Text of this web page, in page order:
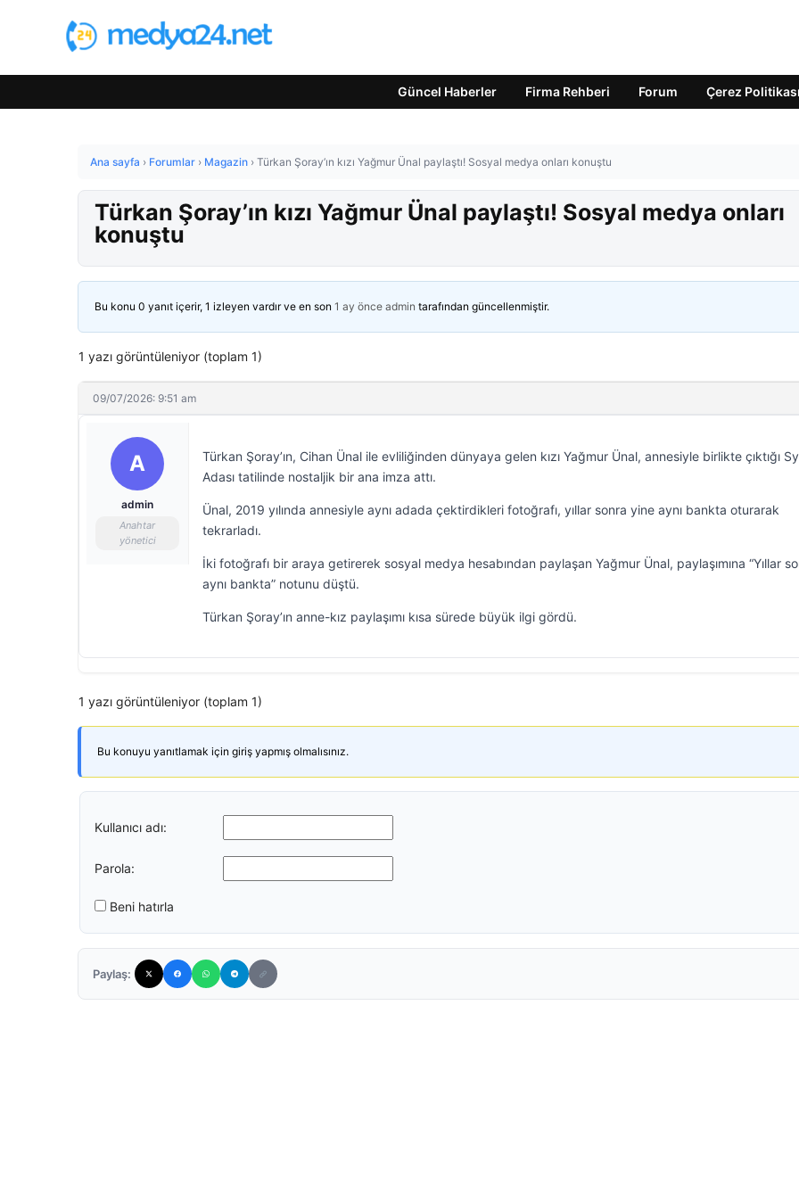
Güncel Haberler Firma Rehberi Forum Çerez Politikası
Ana sayfa › Forumlar › Magazin › Türkan Şoray’ın kızı Yağmur Ünal paylaştı! Sosyal medya onları konuştu
Türkan Şoray’ın kızı Yağmur Ünal paylaştı! Sosyal medya onları
konuştu
Bu konu 0 yanıt içerir, 1 izleyen vardır ve en son 1 ay önce admin tarafından güncellenmiştir.
1 yazı görüntüleniyor (toplam 1)
09/07/2026: 9:51 am
A
admin
Anahtar
yönetici
Türkan Şoray’ın, Cihan Ünal ile evliliğinden dünyaya gelen kızı Yağmur Ünal, annesiyle birlikte çıktığı
Adası tatilinde nostaljik bir ana imza attı.
Ünal, 2019 yılında annesiyle aynı adada çektirdikleri fotoğrafı, yıllar sonra yine aynı bankta oturarak
tekrarladı.
İki fotoğrafı bir araya getirerek sosyal medya hesabından paylaşan Yağmur Ünal, paylaşımına “Yıllar
aynı bankta” notunu düştü.
Türkan Şoray’ın anne-kız paylaşımı kısa sürede büyük ilgi gördü.
1 yazı görüntüleniyor (toplam 1)
Bu konuyu yanıtlamak için giriş yapmış olmalısınız.
Kullanıcı adı:
Parola:
Beni hatırla
Paylaş: